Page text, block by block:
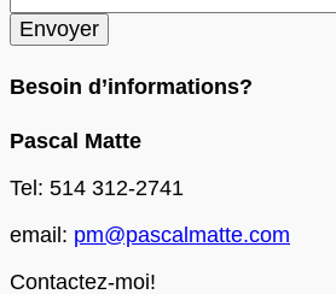
Besoin d’informations?
Pascal Matte
Tel: 514 312-2741
email: pm@pascalmatte.com
Contactez-moi!